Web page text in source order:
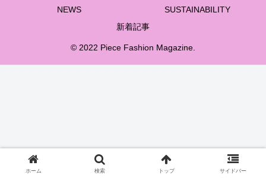
NEWS
SUSTAINABILITY
新着記事
© 2022 Piece Fashion Magazine.
ホーム 検索 トップ サイドバー